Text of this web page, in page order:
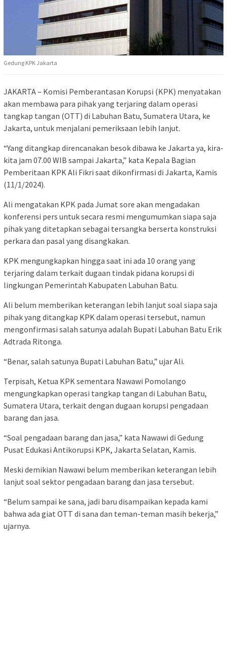
Gedung KPK Jakarta
JAKARTA – Komisi Pemberantasan Korupsi (KPK) menyatakan
akan membawa para pihak yang terjaring dalam operasi
tangkap tangan (OTT) di Labuhan Batu, Sumatera Utara, ke
Jakarta, untuk menjalani pemeriksaan lebih lanjut.
“Yang ditangkap direncanakan besok dibawa ke Jakarta ya, kira-
kita jam 07.00 WIB sampai Jakarta,” kata Kepala Bagian
Pemberitaan KPK Ali Fikri saat dikonfirmasi di Jakarta, Kamis
(11/1/2024).
Ali mengatakan KPK pada Jumat sore akan mengadakan
konferensi pers untuk secara resmi mengumumkan siapa saja
pihak yang ditetapkan sebagai tersangka berserta konstruksi
perkara dan pasal yang disangkakan.
KPK mengungkapkan hingga saat ini ada 10 orang yang
terjaring dalam terkait dugaan tindak pidana korupsi di
lingkungan Pemerintah Kabupaten Labuhan Batu.
Ali belum memberikan keterangan lebih lanjut soal siapa saja
pihak yang ditangkap KPK dalam operasi tersebut, namun
mengonfirmasi salah satunya adalah Bupati Labuhan Batu Erik
Adtrada Ritonga.
“Benar, salah satunya Bupati Labuhan Batu,” ujar Ali.
Terpisah, Ketua KPK sementara Nawawi Pomolango
mengungkapkan operasi tangkap tangan di Labuhan Batu,
Sumatera Utara, terkait dengan dugaan korupsi pengadaan
barang dan jasa.
“Soal pengadaan barang dan jasa,” kata Nawawi di Gedung
Pusat Edukasi Antikorupsi KPK, Jakarta Selatan, Kamis.
Meski demikian Nawawi belum memberikan keterangan lebih
lanjut soal sektor pengadaan barang dan jasa tersebut.
“Belum sampai ke sana, jadi baru disampaikan kepada kami
bahwa ada giat OTT di sana dan teman-teman masih bekerja,”
ujarnya.